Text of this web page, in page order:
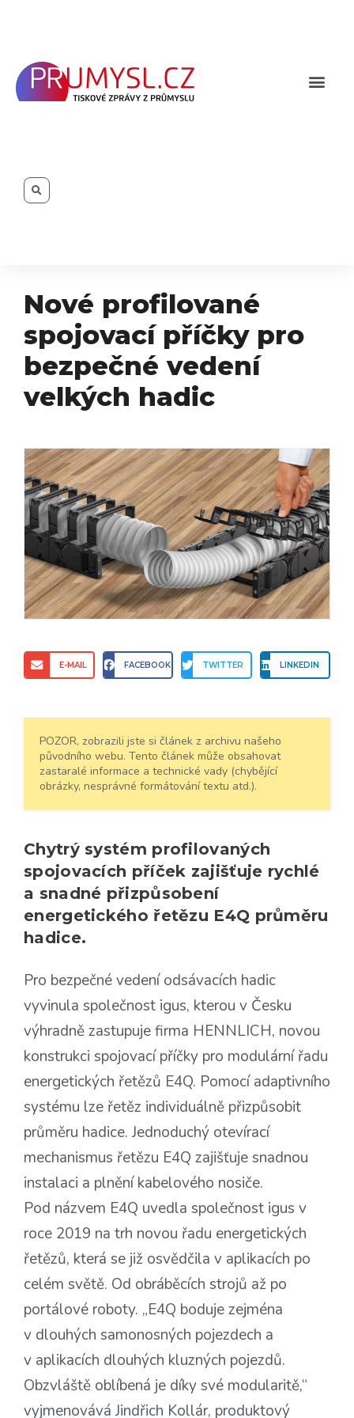
Search
Nové profilované
spojovací příčky pro
bezpečné vedení
velkých hadic
E-MAIL FACEBOOK TWITTER LINKEDIN
POZOR, zobrazili jste si článek z archivu našeho
původního webu. Tento článek může obsahovat
zastaralé informace a technické vady (chybějící
obrázky, nesprávné formátování textu atd.).
Chytrý systém profilovaných
spojovacích příček zajišťuje rychlé
a snadné přizpůsobení
energetického řetězu E4Q průměru
hadice.
Pro bezpečné vedení odsávacích hadic
vyvinula společnost igus, kterou v Česku
výhradně zastupuje firma HENNLICH, novou
konstrukci spojovací příčky pro modulární řadu
energetických řetězů E4Q. Pomocí adaptivního
systému lze řetěz individuálně přizpůsobit
průměru hadice. Jednoduchý otevírací
mechanismus řetězu E4Q zajišťuje snadnou
instalaci a plnění kabelového nosiče.
Pod názvem E4Q uvedla společnost igus v
roce 2019 na trh novou řadu energetických
řetězů, která se již osvědčila v aplikacích po
celém světě. Od obráběcích strojů až po
portálové roboty. „E4Q boduje zejména
v dlouhých samonosných pojezdech a
v aplikacích dlouhých kluzných pojezdů.
Obzvláště oblíbená je díky své modularitě,“
vyjmenovává Jindřich Kollár, produktový